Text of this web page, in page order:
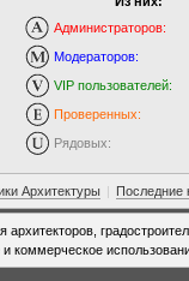
Администраторов:
Модераторов:
VIP пользователей:
Проверенных:
Рядовых:
Архитектуры | Последние
архитекторов,
коммерческое